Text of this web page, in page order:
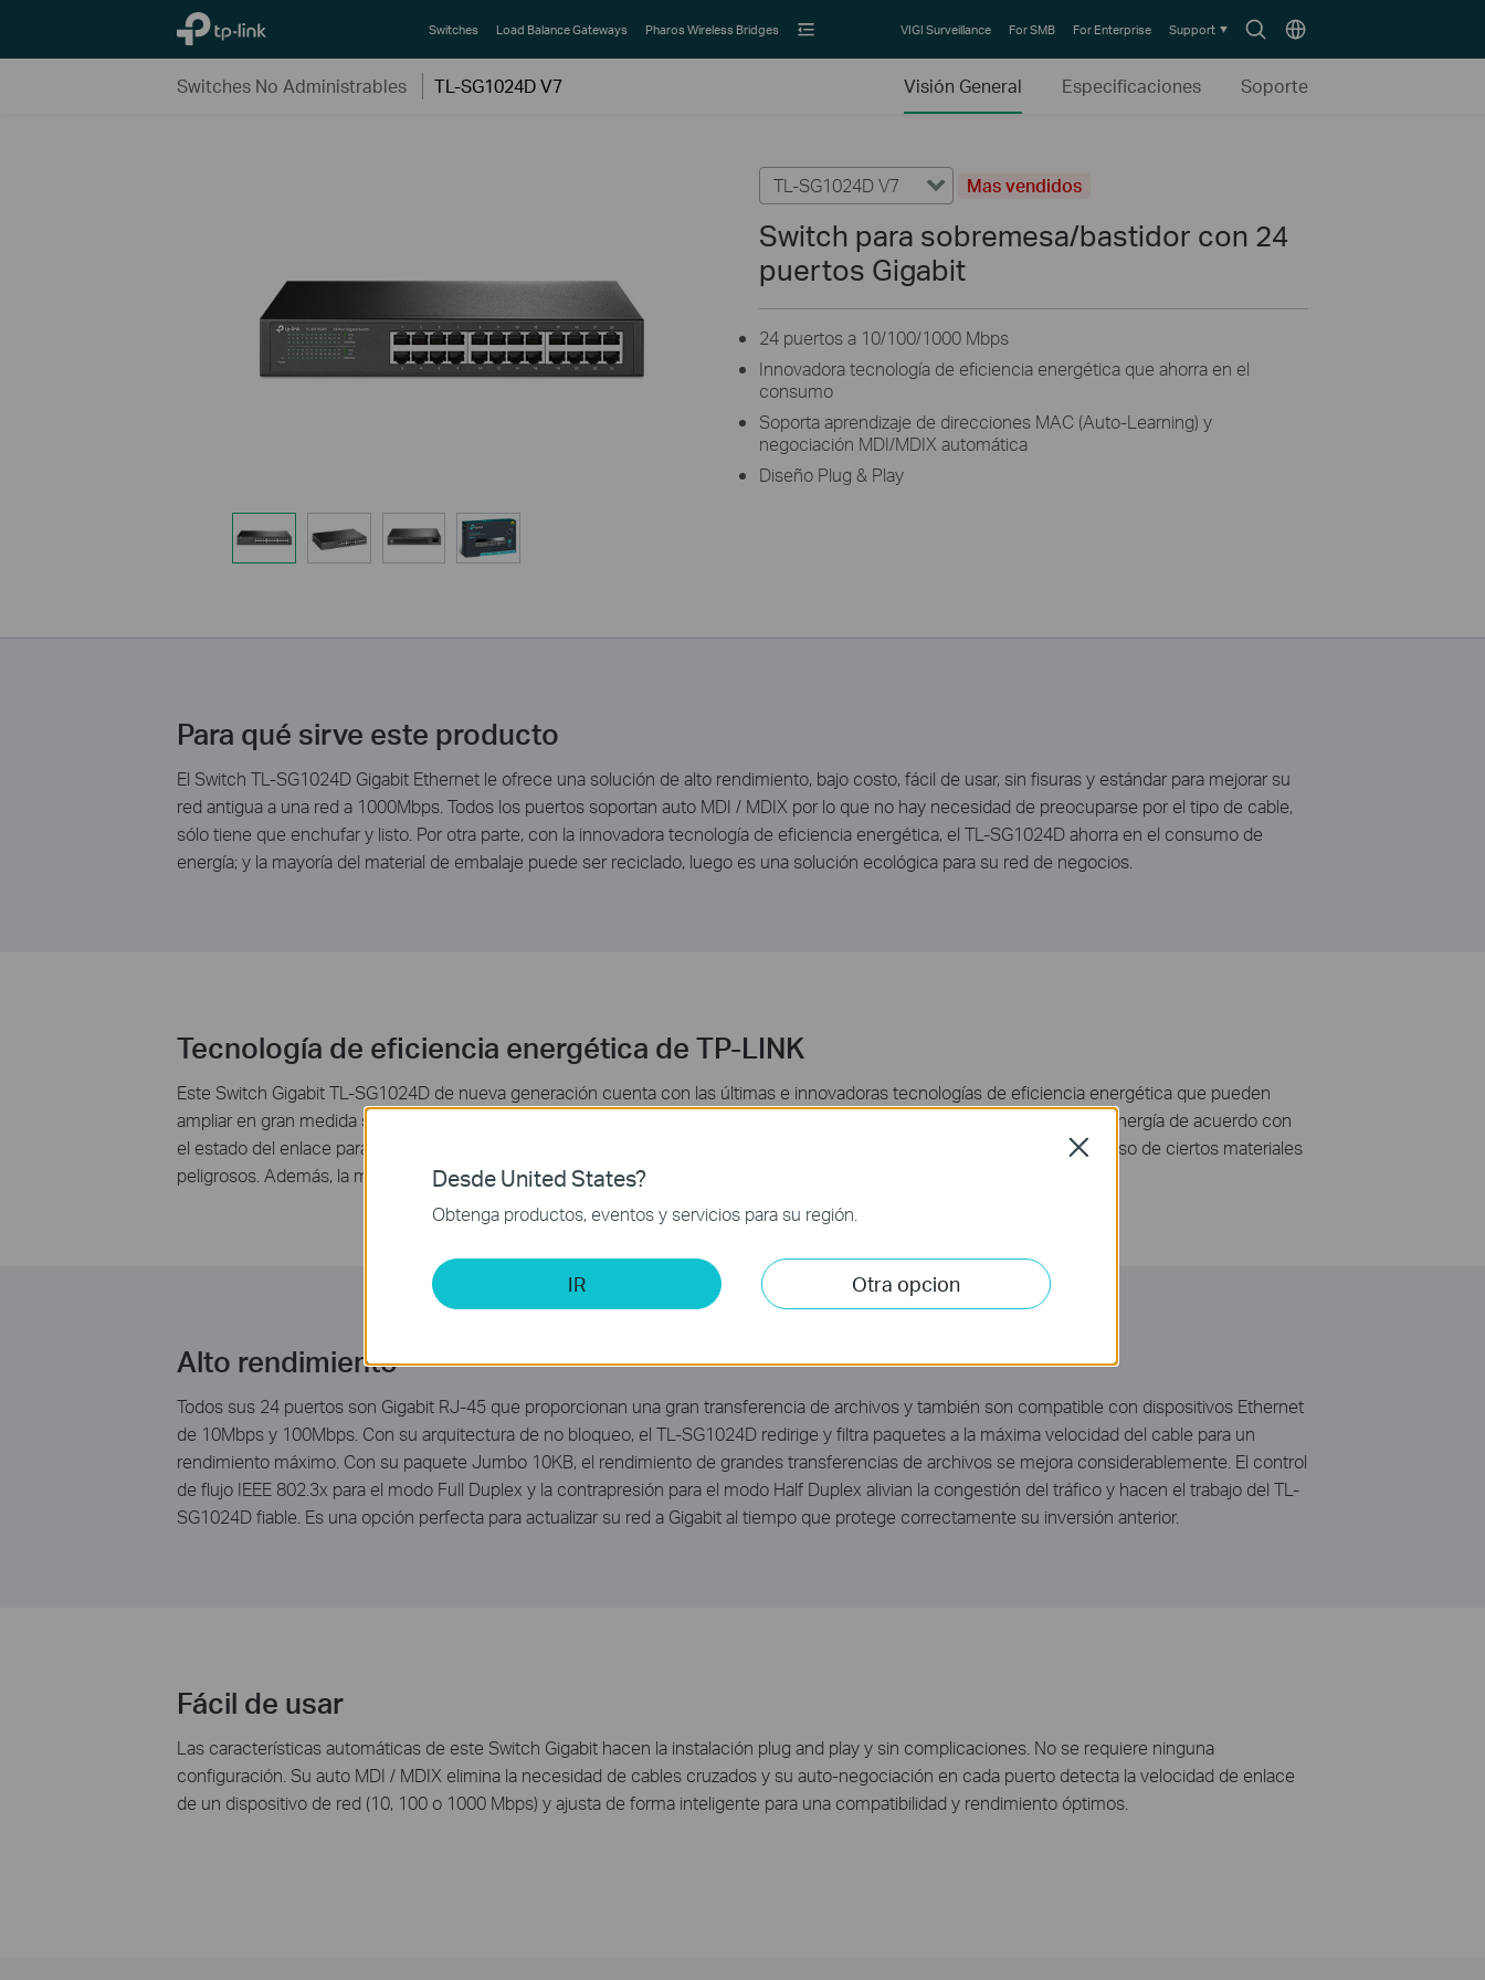
TP-Link, Reliably Smart
SearchChoose
Switches Load Balance Gateways Pharos Wireless Bridges VIGI Surveillance For SMB For Enterprise Support
Switches No Administrables TL-SG1024D V7 Visión General Especificaciones Soporte
TL-SG1024D V7 Mas vendidos
Switch para sobremesa/bastidor con 24
puertos Gigabit
24 puertos a 10/100/1000 Mbps
Innovadora tecnología de eficiencia energética que ahorra en el
consumo
Soporta aprendizaje de direcciones MAC (Auto-Learning) y
negociación MDI/MDIX automática
Diseño Plug & Play
Para qué sirve este producto
El Switch TL-SG1024D Gigabit Ethernet le ofrece una solución de alto rendimiento, bajo costo, fácil de usar, sin fisuras y estándar para mejorar su
red antigua a una red a 1000Mbps. Todos los puertos soportan auto MDI / MDIX por lo que no hay necesidad de preocuparse por el tipo de cable,
sólo tiene que enchufar y listo. Por otra parte, con la innovadora tecnología de eficiencia energética, el TL-SG1024D ahorra en el consumo de
energía; y la mayoría del material de embalaje puede ser reciclado, luego es una solución ecológica para su red de negocios.
Tecnología de eficiencia energética de TP-LINK
Este Switch Gigabit TL-SG1024D de nueva generación cuenta con las últimas e innovadoras tecnologías de eficiencia energética que pueden
ampliar en gran medida su capacidad de red con mucho menos consumo. Éste ajusta automáticamente el consumo de energía de acuerdo con
el estado del enlace para limitar la huella de carbono de su red. También cumple con la DE RoHS de la UE, que prohíbe el uso de ciertos materiales
peligrosos. Además, la mayoría del material de embalaje puede ser reciclado.
Alto rendimiento
Todos sus 24 puertos son Gigabit RJ-45 que proporcionan una gran transferencia de archivos y también son compatible con dispositivos Ethernet
de 10Mbps y 100Mbps. Con su arquitectura de no bloqueo, el TL-SG1024D redirige y filtra paquetes a la máxima velocidad del cable para un
rendimiento máximo. Con su paquete Jumbo 10KB, el rendimiento de grandes transferencias de archivos se mejora considerablemente. El control
de flujo IEEE 802.3x para el modo Full Duplex y la contrapresión para el modo Half Duplex alivian la congestión del tráfico y hacen el trabajo del TL-
SG1024D fiable. Es una opción perfecta para actualizar su red a Gigabit al tiempo que protege correctamente su inversión anterior.
Fácil de usar
Las características automáticas de este Switch Gigabit hacen la instalación plug and play y sin complicaciones. No se requiere ninguna
configuración. Su auto MDI / MDIX elimina la necesidad de cables cruzados y su auto-negociación en cada puerto detecta la velocidad de enlace
de un dispositivo de red (10, 100 o 1000 Mbps) y ajusta de forma inteligente para una compatibilidad y rendimiento óptimos.
Desde United States?
Obtenga productos, eventos y servicios para su región.
IR Otra opcion
Close